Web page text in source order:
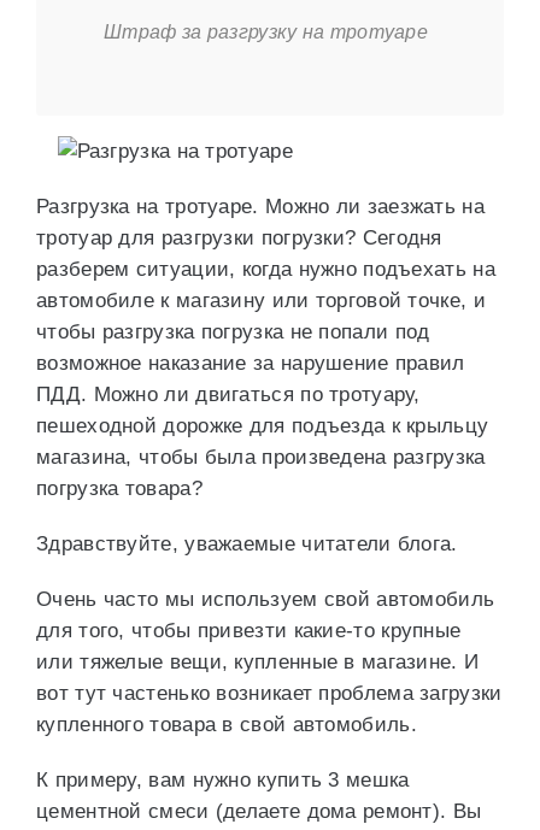
Штраф за разгрузку на тротуаре
Разгрузка на тротуаре. Можно ли заезжать на
тротуар для разгрузки погрузки? Сегодня
разберем ситуации, когда нужно подъехать на
автомобиле к магазину или торговой точке, и
чтобы разгрузка погрузка не попали под
возможное наказание за нарушение правил
ПДД. Можно ли двигаться по тротуару,
пешеходной дорожке для подъезда к крыльцу
магазина, чтобы была произведена разгрузка
погрузка товара?
Здравствуйте, уважаемые читатели блога.
Очень часто мы используем свой автомобиль
для того, чтобы привезти какие-то крупные
или тяжелые вещи, купленные в магазине. И
вот тут частенько возникает проблема загрузки
купленного товара в свой автомобиль.
К примеру, вам нужно купить 3 мешка
цементной смеси (делаете дома ремонт). Вы